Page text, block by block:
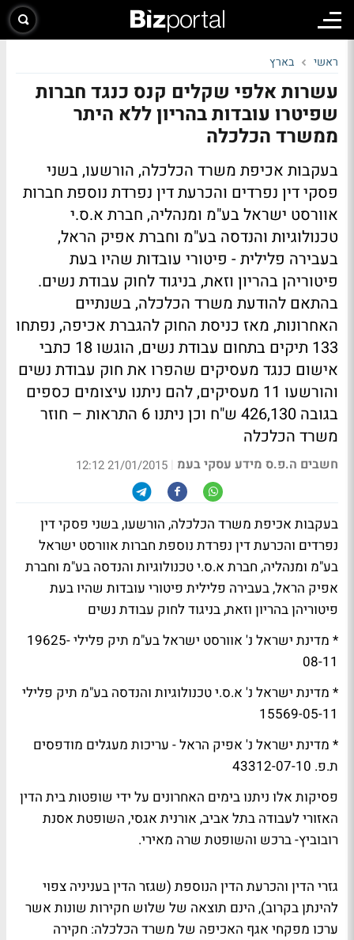
ראשי בארץ
עשרות אלפי שקלים קנס כנגד חברות
שפיטרו עובדות בהריון ללא היתר
ממשרד הכלכלה
בעקבות אכיפת משרד הכלכלה, הורשעו, בשני
פסקי דין נפרדים והכרעת דין נפרדת נוספת חברות
אוורסט ישראל בע"מ ומנהליה, חברת א.ס.י
טכנולוגיות והנדסה בע"מ וחברת אפיק הראל,
בעבירה פלילית - פיטורי עובדות שהיו בעת
פיטוריהן בהריון וזאת, בניגוד לחוק עבודת נשים.
בהתאם להודעת משרד הכלכלה, בשנתיים
האחרונות, מאז כניסת החוק להגברת אכיפה, נפתחו
133 תיקים בתחום עבודת נשים, הוגשו 18 כתבי
אישום כנגד מעסיקים שהפרו את חוק עבודת נשים
והורשעו 11 מעסיקים, להם ניתנו עיצומים כספים
בגובה 426,130 ש"ח וכן ניתנו 6 התראות – חוזר
משרד הכלכלה
חשבים ה.פ.ס מידע עסקי בעמ |
21/01/2015 12:12
בעקבות אכיפת משרד הכלכלה, הורשעו, בשני פסקי דין
נפרדים והכרעת דין נפרדת נוספת חברות אוורסט ישראל
בע"מ ומנהליה, חברת א.ס.י טכנולוגיות והנדסה בע"מ וחברת
אפיק הראל, בעבירה פלילית פיטורי עובדות שהיו בעת
פיטוריהן בהריון וזאת, בניגוד לחוק עבודת נשים
* מדינת ישראל נ' אוורסט ישראל בע"מ תיק פלילי 19625-
08-11
* מדינת ישראל נ' א.ס.י טכנולוגיות והנדסה בע"מ תיק פלילי
15569-05-11
* מדינת ישראל נ' אפיק הראל - עריכות מעגלים מודפסים
ת.פ. 43312-07-10
פסיקות אלו ניתנו בימים האחרונים על ידי שופטות בית הדין
האזורי לעבודה בתל אביב, אורנית אגסי, השופטת אסנת
רובוביץ- ברכש והשופטת שרה מאירי.
גזרי הדין והכרעת הדין הנוספת (שגזר הדין בעניניה צפוי
להינתן בקרוב), הינם תוצאה של שלוש חקירות שונות אשר
ערכו מפקחי אגף האכיפה של משרד הכלכלה: חקירה